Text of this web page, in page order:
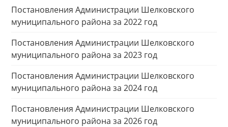
Постановления Администрации Шелковского
муниципального района за 2022 год
Постановления Администрации Шелковского
муниципального района за 2023 год
Постановления Администрации Шелковского
муниципального района за 2024 год
Постановления Администрации Шелковского
муниципального района за 2026 год